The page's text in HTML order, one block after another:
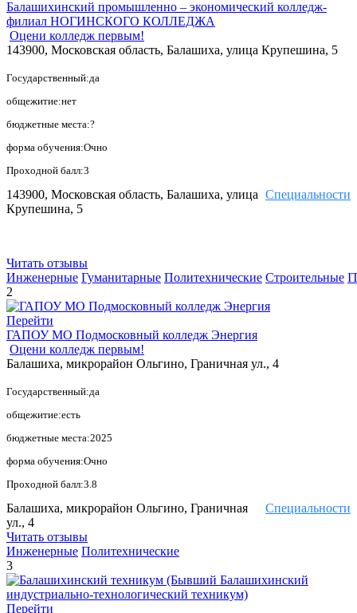
Балашихинский промышленно – экономический колледж-
филиал НОГИНСКОГО КОЛЛЕДЖА
Оцени колледж первым!
143900, Московская область, Балашиха, улица Крупешина, 5
Государственный:да
общежитие:нет
бюджетные места:?
форма обучения:Очно
Проходной балл:3
Специальности
143900, Московская область, Балашиха, улица
Крупешина, 5
Читать отзывы
Инженерные Гуманитарные Политехнические Строительные
2
Перейти
ГАПОУ МО Подмосковный колледж Энергия
Оцени колледж первым!
Балашиха, микрорайон Ольгино, Граничная ул., 4
Государственный:да
общежитие:есть
бюджетные места:2025
форма обучения:Очно
Проходной балл:3.8
Специальности
Балашиха, микрорайон Ольгино, Граничная
ул., 4
Читать отзывы
Инженерные Политехнические
3
Перейти